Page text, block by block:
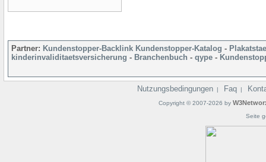
Partner: Kundenstopper-Backlink Kundenstopper-Katalog -
kinderinvaliditaetsversicherung - Branchenbuch - qype -
Nutzungsbedingungen | Faq |
Copyright © 2007-2026 by
Seite